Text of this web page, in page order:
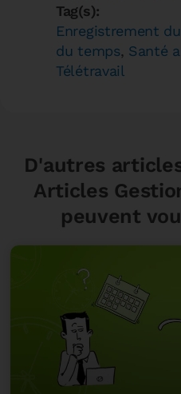
Tag(s):
Enregistrement
du temps, Santé
Télétravail
D'autres
Articles
peuvent